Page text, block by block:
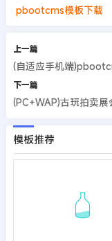
pbootcms模板下载
上一篇
下一篇
模板推荐